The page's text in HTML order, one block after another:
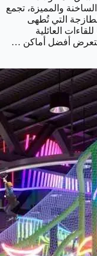
والمميزة، تجمع
التي تُطهى
العائلية
أفضل أماكن …